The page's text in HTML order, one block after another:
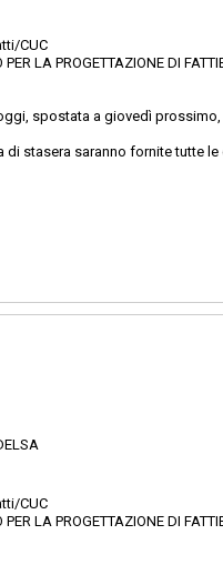
CUC
LA PROGETTAZIONE DI
spostata a giovedì
stasera saranno fornite tutte
CUC
LA PROGETTAZIONE DI